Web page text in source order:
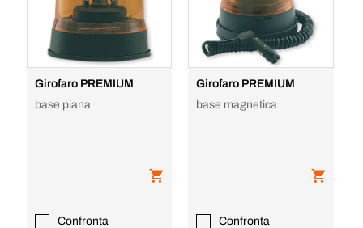
Girofaro PREMIUM
base piana
Confronta
Girofaro PREMIUM
base magnetica
Confronta